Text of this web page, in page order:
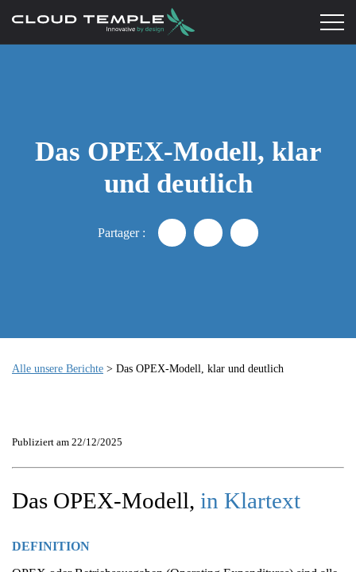
Das OPEX-Modell, klar
und deutlich
Partager : Partager "Praxisleitfaden:
PartagerPartager
Alle unsere Berichte > Das OPEX-Modell, klar und deutlich
Publiziert am 22/12/2025
Das OPEX-Modell, in Klartext
DEFINITION